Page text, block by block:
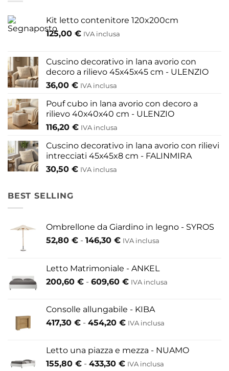
Kit letto contenitore 120x200cm
125,00 € IVA inclusa
Cuscino decorativo in lana avorio con
decoro a rilievo 45x45x45 cm - ULENZIO
36,00 € IVA inclusa
Pouf cubo in lana avorio con decoro a
rilievo 40x40x40 cm - ULENZIO
116,20 € IVA inclusa
Cuscino decorativo in lana avorio con rilievi
intrecciati 45x45x8 cm - FALINMIRA
30,50 € IVA inclusa
BEST SELLING
Ombrellone da Giardino in legno - SYROS
52,80 € - 146,30 €Fascia
da
52,80 €
146,30 €
IVA inclusa
Letto Matrimoniale - ANKEL
200,60 € - 609,60 €Fascia
da
200,60 €
609,60 €
IVA inclusa
Consolle allungabile - KIBA
417,30 € - 454,20 €Fascia
da
417,30 €
IVA inclusa
Letto una piazza e mezza - NUAMO
155,80 € - 433,30 €Fascia
IVA inclusa